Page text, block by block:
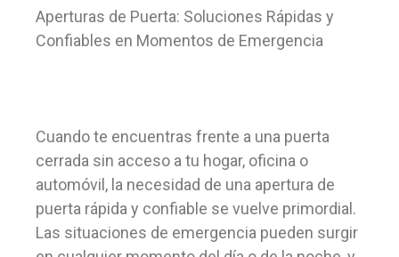
Aperturas de Puerta: Soluciones Rápidas y
Confiables en Momentos de Emergencia
Cuando te encuentras frente a una puerta
cerrada sin acceso a tu hogar, oficina o
automóvil, la necesidad de una apertura de
puerta rápida y confiable se vuelve primordial.
Las situaciones de emergencia pueden surgir